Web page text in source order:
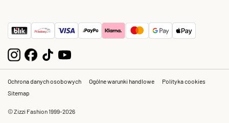
Ochrona danych osobowych Ogólne warunki handlowe
Polityka cookies
Sitemap
© Zizzi Fashion 1999-2026